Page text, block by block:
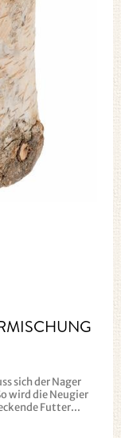
sich der Nager
wird die Neugier
Futter...